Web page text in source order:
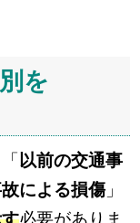
を
以前の交通事
による損傷」
必要がありま